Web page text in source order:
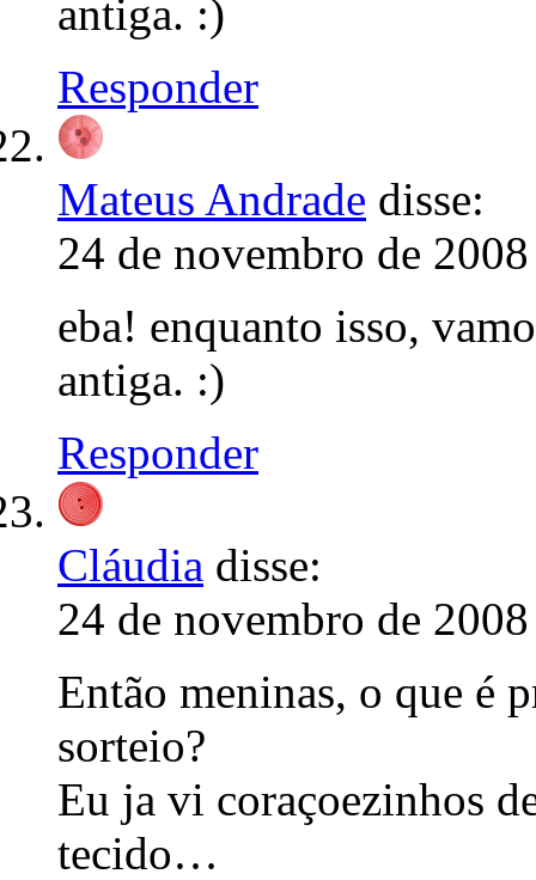
antiga. :)
Responder
Mateus Andrade disse:
24 de novembro de
eba! enquanto isso,
antiga. :)
Responder
Cláudia disse:
24 de novembro de
Então meninas, o que é
sorteio?
Eu ja vi coraçoezinhos
tecido…